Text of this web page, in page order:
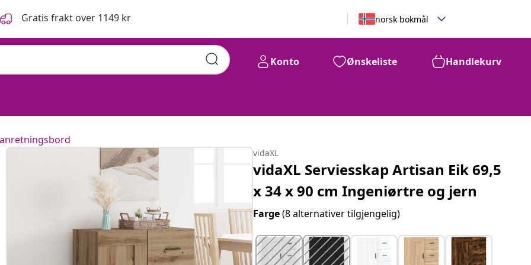
Gratis frakt over 1149 kr norsk bokmål
Konto Ønskeliste Handlekurv
vidaXL
vidaXL Serviesskap Artisan Eik 69,5
x 34 x 90 cm Ingeniørtre og jern
Farge(8 alternativer tilgjengelig)